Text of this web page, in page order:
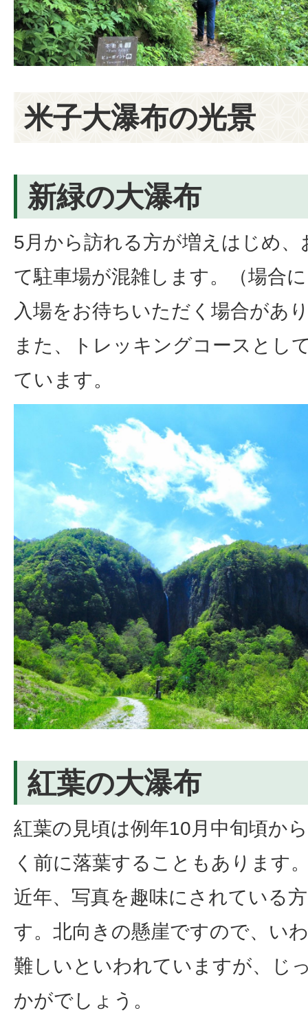
米子大瀑布の光景
新緑の大瀑布
5月から訪れる方が増えはじめ
て駐車場が混雑します。（場合
入場をお待ちいただく場合があ
また、トレッキングコースとし
ています。
紅葉の大瀑布
紅葉の見頃は例年10月中旬頃か
く前に落葉することもあります
近年、写真を趣味にされている
す。北向きの懸崖ですので、い
難しいといわれていますが、じ
かがでしょう。